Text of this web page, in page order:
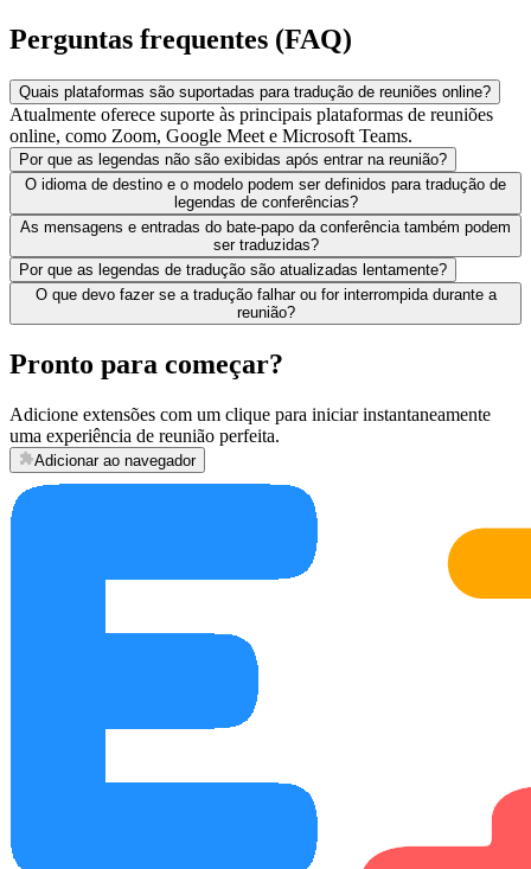
Perguntas frequentes (FAQ)
Quais plataformas são suportadas para tradução de reuniões online?
Atualmente oferece suporte às principais plataformas de reuniões
online, como Zoom, Google Meet e Microsoft Teams.
Por que as legendas não são exibidas após entrar na reunião?
O idioma de destino e o modelo podem ser definidos para tradução de
legendas de conferências?
As mensagens e entradas do bate-papo da conferência também podem
ser traduzidas?
Por que as legendas de tradução são atualizadas lentamente?
O que devo fazer se a tradução falhar ou for interrompida durante a
reunião?
Pronto para começar?
Adicione extensões com um clique para iniciar instantaneamente
uma experiência de reunião perfeita.
Adicionar ao navegador